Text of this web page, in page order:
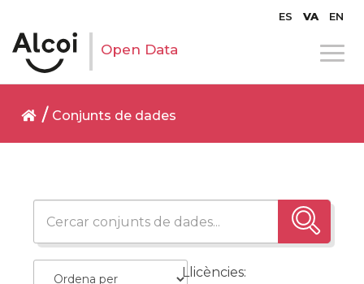
ES VA EN
Open Data
Conjunts de dades
Llicències: